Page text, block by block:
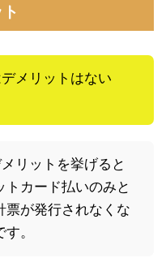
メリットはない
リットを挙げると
トカード払いのみと
票が発行されなくな
。